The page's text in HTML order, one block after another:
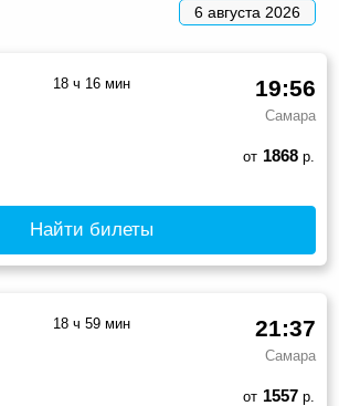
6 августа 2026
19:56
Самара
18 ч 16 мин
от 1868р.
Найти билеты
21:37
Самара
18 ч 59 мин
от 1557р.